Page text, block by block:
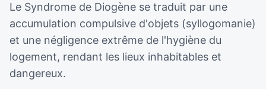
Le Syndrome de Diogène se traduit par une
accumulation compulsive d'objets (syllogomanie)
et une négligence extrême de l'hygiène du
logement, rendant les lieux inhabitables et
dangereux.